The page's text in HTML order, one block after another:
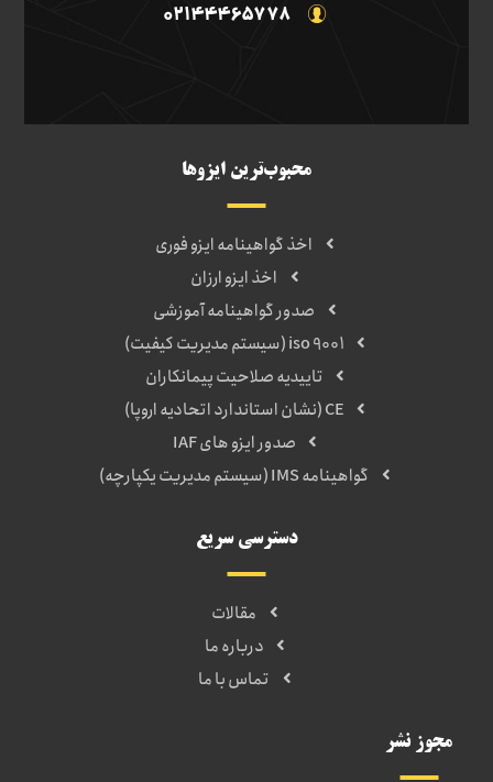
02144465778
محبوب‌ترین ایزوها
اخذ گواهینامه ایزو فوری
اخذ ایزو ارزان
صدور گواهینامه آموزشی
iso 9001 (سیستم مدیریت کیفیت)
تاییدیه صلاحیت پیمانکاران
CE (نشان استاندارد اتحادیه اروپا)
صدور ایزو های IAF
گواهینامه IMS (سیستم مدیریت یکپارچه)
دسترسی سریع
مقالات
درباره ما
تماس با ما
مجوز نشر